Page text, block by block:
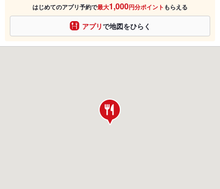
はじめてのアプリ予約で最大1,000円分ポイント もらえる
アプリで地図をひらく